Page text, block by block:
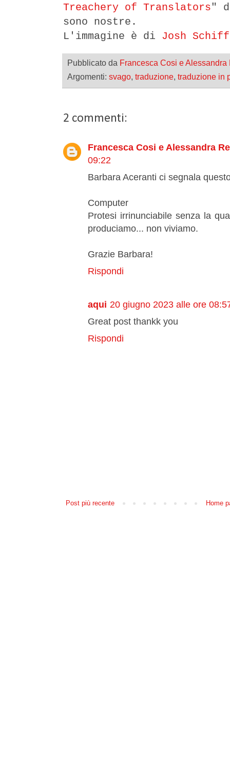
Treachery of Translators"
sono nostre.
L'immagine è di Josh
Pubblicato da Francesca Cosi e Alessandra
Argomenti: svago, traduzione, traduzione in
2 commenti:
Francesca Cosi e Alessandra
09:22
Barbara Aceranti ci segnala
Computer
Protesi irrinunciabile senza la
produciamo... non viviamo.
Grazie Barbara!
Rispondi
aqui 20 giugno 2023 alle ore
Great post thankk you
Rispondi
Post più recente Home